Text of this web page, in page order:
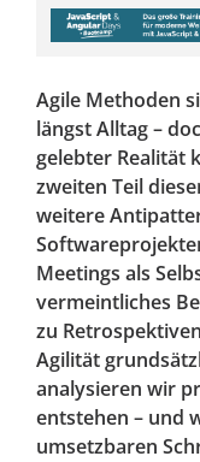
Agile Methoden
längst Alltag –
gelebter Realität
zweiten Teil
weitere
Meetings als
vermeintliches
zu
Agilität
analysieren wir
entstehen – und
umsetzbaren